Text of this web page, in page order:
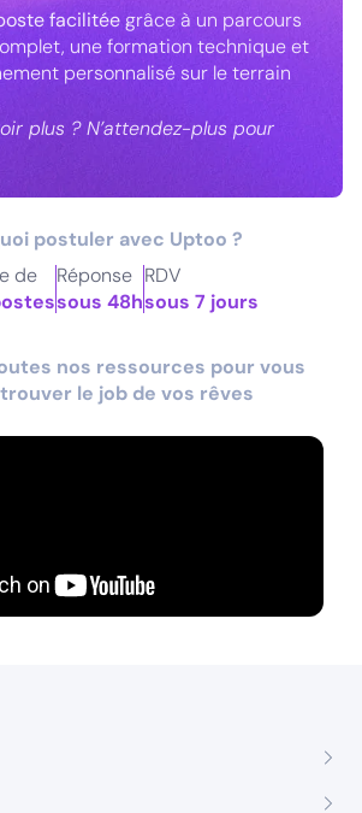
facilitéegrâce à un parcours
une formation technique et
personnalisé sur le terrain
plus ? N’attendez-plus pour
postuler avec Uptoo ?
de
Réponse
sous 48h
RDV
sous 7 jours
nos ressources pour vous
le job de vos rêves